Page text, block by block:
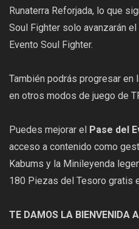
Runaterra Reforjada, lo que
Soul Fighter solo avanzarán
Evento Soul Fighter.
También podrás progresar
en otros modos de juego de
Puedes mejorar el Pase del
acceso a contenido como
Kabums y la Minileyenda
180 Piezas del Tesoro gratis
TE DAMOS LA BIENVENIDA